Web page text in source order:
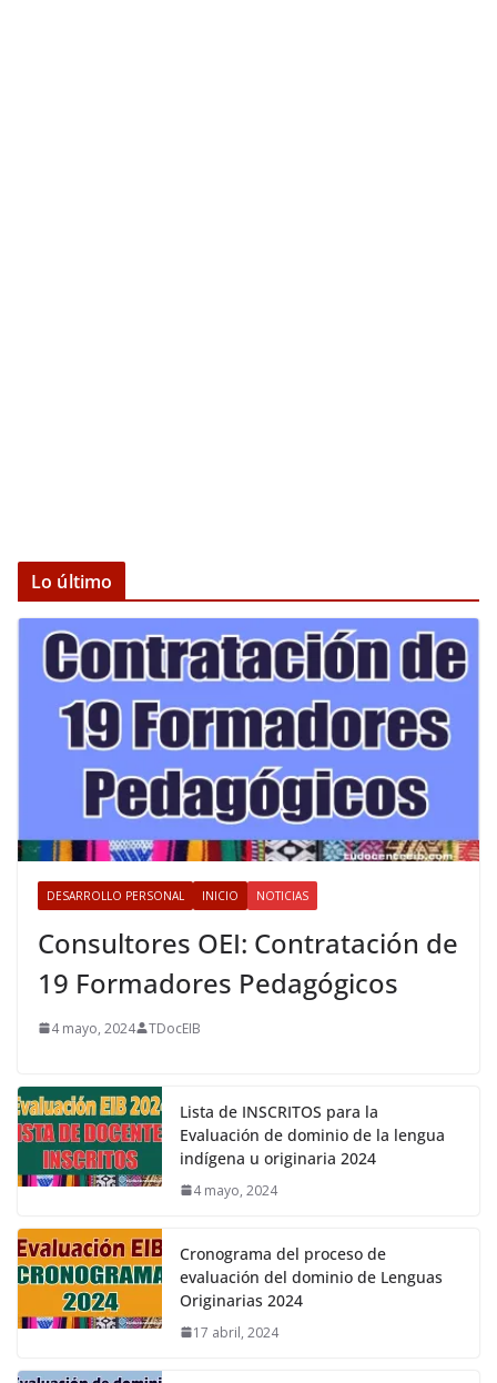
Lo último
DESARROLLO PERSONAL INICIO NOTICIAS
Consultores OEI: Contratación de
19 Formadores Pedagógicos
4 mayo, 2024 TDocEIB
Lista de INSCRITOS para la
Evaluación de dominio de la lengua
indígena u originaria 2024
4 mayo, 2024
Cronograma del proceso de
evaluación del dominio de Lenguas
Originarias 2024
17 abril, 2024